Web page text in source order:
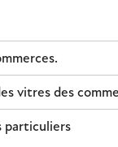
vitres des
particuliers